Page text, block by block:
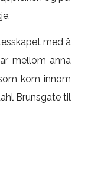
med å
mellom anna
kom innom
Brunsgate til